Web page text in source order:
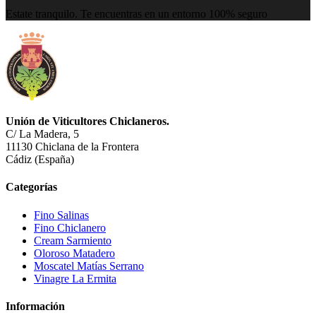
Estate tranquilo. Te encuentras en un entorno 100% seguro
Unión de Viticultores Chiclaneros.
C/ La Madera, 5
11130 Chiclana de la Frontera
Cádiz (España)
Categorías
Fino Salinas
Fino Chiclanero
Cream Sarmiento
Oloroso Matadero
Moscatel Matías Serrano
Vinagre La Ermita
Información